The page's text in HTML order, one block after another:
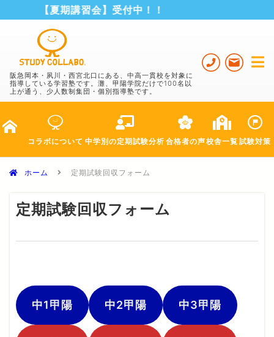
【夏期講習会】受付中！！
阪急岡本・夙川・西宮北口にある、中高一貫校を対象に
指導している学習塾です。灘、甲陽学院だけで100名以
上が通う、少人数制集団・個別指導塾です。
コラボについて 中学別の定期試験分析 合格者の声校舎一覧 試験対策
ホーム 定期試験回収フォーム
定期試験回収フォーム
中1甲陽 中2甲陽 中3甲陽